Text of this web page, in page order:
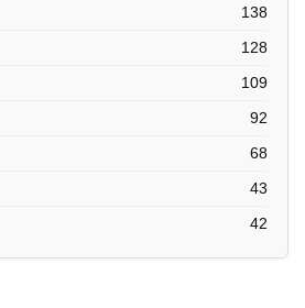
138
128
109
92
68
43
42